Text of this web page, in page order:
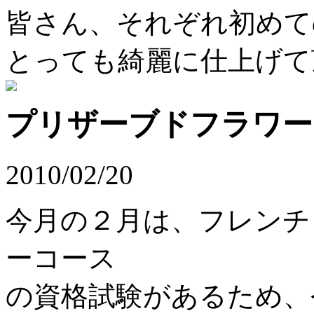
皆さん、それぞれ初め
とっても綺麗に仕上げ
プリザーブドフラワ
2010/02/20
今月の２月は、フレン
ーコース
の資格試験があるため